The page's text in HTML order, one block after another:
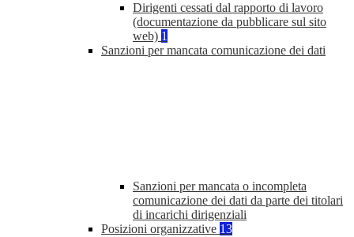
Dirigenti cessati dal rapporto di lavoro
(documentazione da pubblicare sul sito
web) 1
Sanzioni per mancata comunicazione dei dati
Sanzioni per mancata o incompleta
comunicazione dei dati da parte dei titolari
di incarichi dirigenziali
Posizioni organizzative 13